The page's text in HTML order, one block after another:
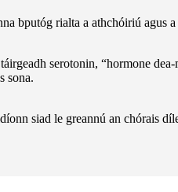
bputóg rialta a athchóiriú agus
serotonin, “hormone
sona.
siad le greannú an chórais